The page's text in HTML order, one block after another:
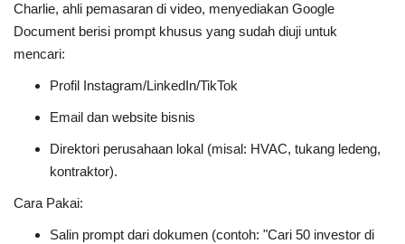
Charlie, ahli pemasaran di video, menyediakan Google
Document berisi prompt khusus yang sudah diuji untuk
mencari:
Profil Instagram/LinkedIn/TikTok
Email dan website bisnis
Direktori perusahaan lokal (misal: HVAC, tukang ledeng,
kontraktor).
Cara Pakai:
Salin prompt dari dokumen (contoh: "Cari 50 investor di